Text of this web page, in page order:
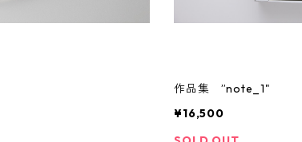
作品集 ”note_1"
¥16,500